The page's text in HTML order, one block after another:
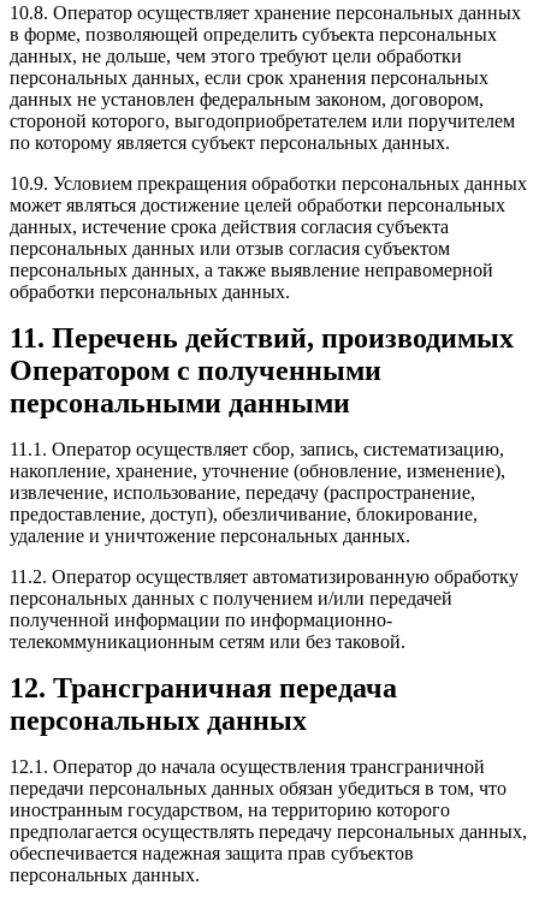
10.8. Оператор осуществляет хранение персональных данных
в форме, позволяющей определить субъекта персональных
данных, не дольше, чем этого требуют цели обработки
персональных данных, если срок хранения персональных
данных не установлен федеральным законом, договором,
стороной которого, выгодоприобретателем или поручителем
по которому является субъект персональных данных.
10.9. Условием прекращения обработки персональных данных
может являться достижение целей обработки персональных
данных, истечение срока действия согласия субъекта
персональных данных или отзыв согласия субъектом
персональных данных, а также выявление неправомерной
обработки персональных данных.
11. Перечень действий, производимых
Оператором с полученными
персональными данными
11.1. Оператор осуществляет сбор, запись, систематизацию,
накопление, хранение, уточнение (обновление, изменение),
извлечение, использование, передачу (распространение,
предоставление, доступ), обезличивание, блокирование,
удаление и уничтожение персональных данных.
11.2. Оператор осуществляет автоматизированную обработку
персональных данных с получением и/или передачей
полученной информации по информационно-
телекоммуникационным сетям или без таковой.
12. Трансграничная передача
персональных данных
12.1. Оператор до начала осуществления трансграничной
передачи персональных данных обязан убедиться в том, что
иностранным государством, на территорию которого
предполагается осуществлять передачу персональных данных,
обеспечивается надежная защита прав субъектов
персональных данных.